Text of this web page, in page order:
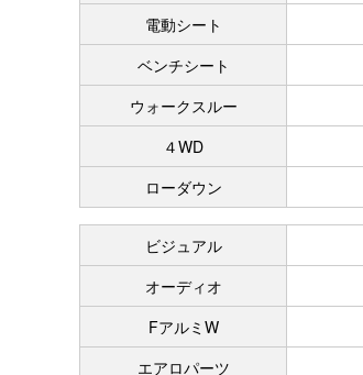
電動シート
ベンチシート
ウォークスルー
４WD
ローダウン
ビジュアル
オーディオ
FアルミW
エアロパーツ